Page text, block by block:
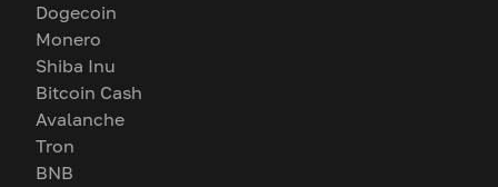
Dogecoin
Monero
Shiba Inu
Bitcoin Cash
Avalanche
Tron
BNB